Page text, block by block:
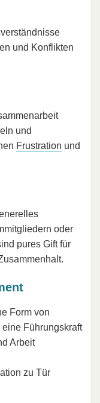
und Konflikten
und
Frustration und
oder
pures Gift für
Form von
Führungskraft
Arbeit
zu Tür